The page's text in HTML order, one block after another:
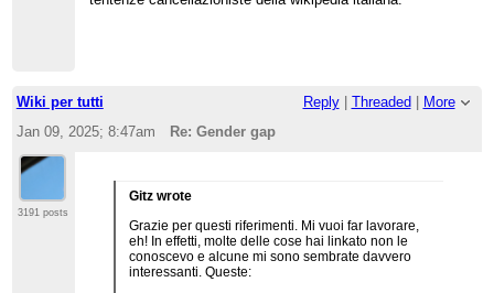
Wiki per tutti Reply| Threaded | More
Jan 09, 2025; 8:47am
Re: Gender gap
3191 posts
Gitz wrote
Grazie per questi riferimenti. Mi vuoi far lavorare,
eh! In effetti, molte delle cose hai linkato non le
conoscevo e alcune mi sono sembrate davvero
interessanti. Queste: